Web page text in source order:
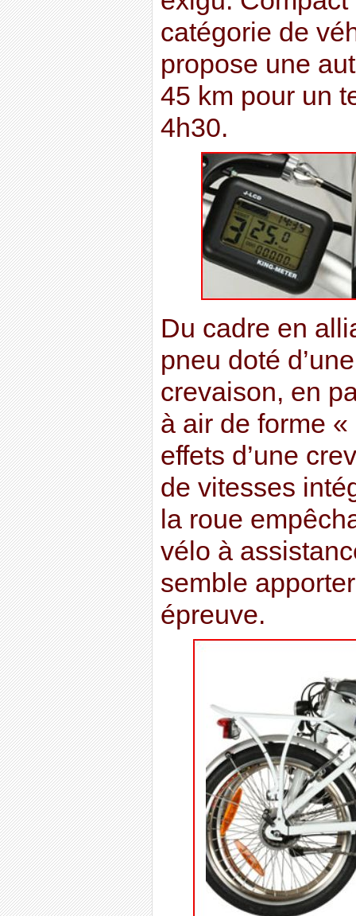
catégorie de
propose une
45 km pour un
4h30.
Du cadre en
pneu doté
crevaison, en
à air de forme
effets d’une
de vitesses
la roue
vélo à
semble
épreuve.